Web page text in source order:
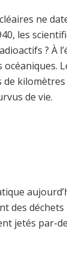
ne
les
? À
de vie.
des
jetés par-